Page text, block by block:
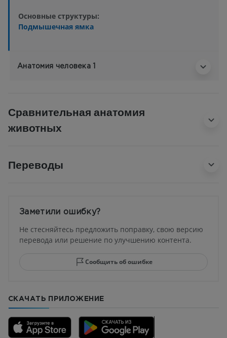
Основные структуры:
Подмышечная ямка
Анатомия человека 1
Сравнительная анатомия
животных
Переводы
Заметили ошибку?
Не стесняйтесь предложить поправку, свою версию
перевода или решение по улучшению контента.
Сообщить об ошибке
СКАЧАТЬ ПРИЛОЖЕНИЕ